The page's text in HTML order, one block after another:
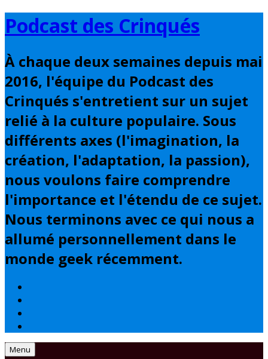
Basculer
vers
contenu
Podcast des Crinqués
À chaque deux semaines depuis mai
2016, l'équipe du Podcast des
Crinqués s'entretient sur un sujet
relié à la culture populaire. Sous
différents axes (l'imagination, la
création, l'adaptation, la passion),
nous voulons faire comprendre
l'importance et l'étendu de ce sujet.
Nous terminons avec ce qui nous a
allumé personnellement dans le
monde geek récemment.
Menu